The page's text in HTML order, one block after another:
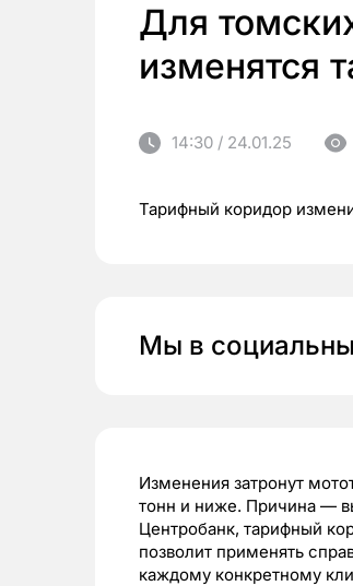
Для
изменятся
14:30 / 24.01.25
Тарифный коридор
Мы в
Изменения затронут
тонн и ниже. Причина —
Центробанк, тарифный
позволит применять
каждому конкретному